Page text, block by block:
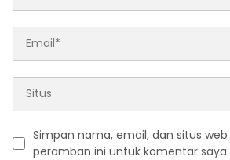
Simpan nama, email, dan situs
peramban ini untuk komentar saya